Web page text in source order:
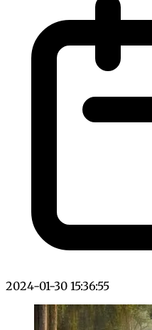
2024-01-30 15:36:55